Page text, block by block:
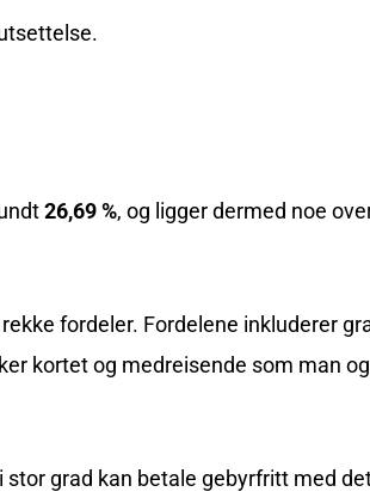
26,69 %, og ligger dermed noe
fordeler. Fordelene inkluderer
kortet og medreisende som man
grad kan betale gebyrfritt med